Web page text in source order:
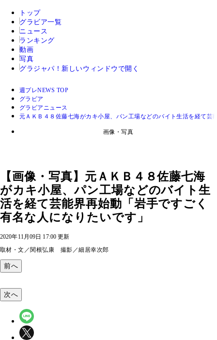
トップ
グラビア一覧
ニュース
ランキング
動画
写真
グラジャパ！ 新しいウィンドウで開く
週プレNEWS TOP
グラビア
グラビアニュース
元ＡＫＢ４８佐藤七海がカキ小屋、パン工場などのバイト生活を経て
画像・写真
【画像・写真】元ＡＫＢ４８佐藤七海
がカキ小屋、パン工場などのバイト生
活を経て芸能界再始動「岩手ですごく
有名な人になりたいです」
2020年11月09日 17:00 更新
取材・文／関根弘康 撮影／細居幸次郎
前へ
次へ